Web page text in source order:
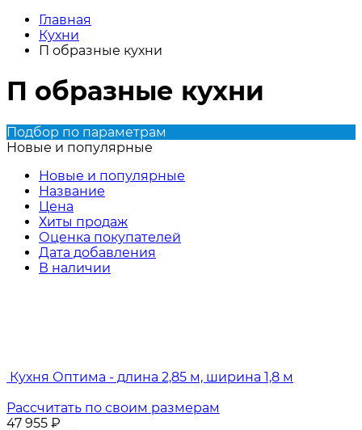
Главная
Кухни
П образные кухни
П образные кухни
Подбор по параметрам
Новые и популярные
Новые и популярные
Название
Цена
Хиты продаж
Оценка покупателей
Дата добавления
В наличии
Кухня Оптима - длина 2,85 м, ширина 1,8 м
Рассчитать по своим размерам
47 955 ₽